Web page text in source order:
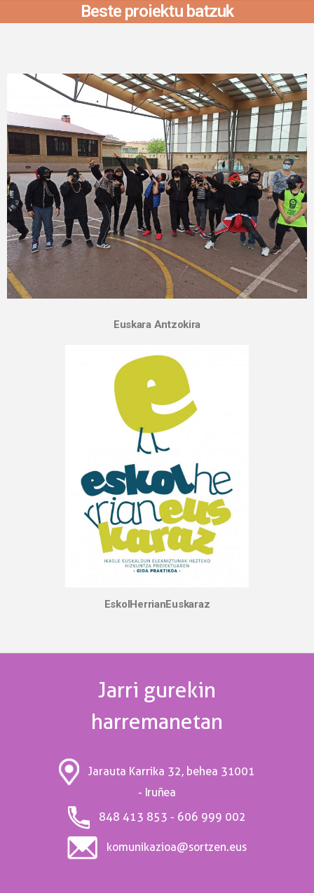
Beste proiektu batzuk
Euskara Antzokira
EskolHerrianEuskaraz
Jarri gurekin
harremanetan
Jarauta Karrika 32, behea 31001
- Iruñea
848 413 853 - 606 999 002
komunikazioa@sortzen.eus